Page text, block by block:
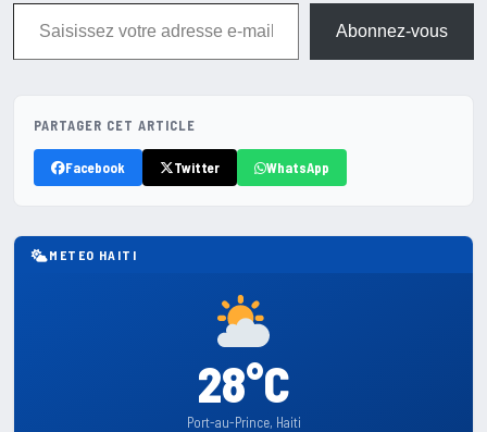
Abonnez-vous
PARTAGER CET ARTICLE
Facebook Twitter WhatsApp
METEO HAITI
28°C
Port-au-Prince, Haiti